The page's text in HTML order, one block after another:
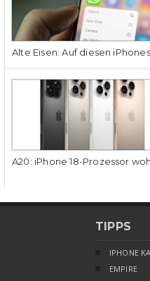
Alte Eisen: Auf diesen
A20: iPhone 18-Prozessor
TIPPS
IPHONE
EMPIRE